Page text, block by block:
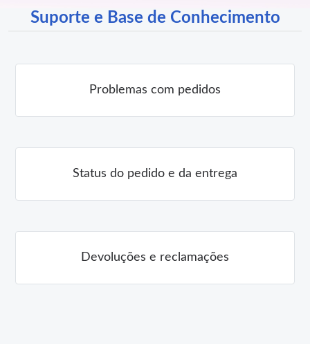
Suporte e Base de Conhecimento
Problemas com pedidos
Status do pedido e da entrega
Devoluções e reclamações